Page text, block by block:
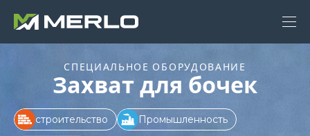
СПЕЦИАЛЬНОЕ ОБОРУДОВАНИЕ
Захват для бочек
строительство Промышленность